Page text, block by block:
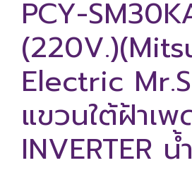
PCY-
Electric
แขวนใต้ฝ้าเพ
INVERTER